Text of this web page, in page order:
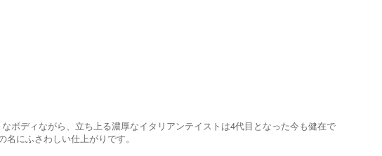
ボディながら、立ち上る濃厚なイタリアンテイストは4代目となった今も健在で
にふさわしい仕上がりです。